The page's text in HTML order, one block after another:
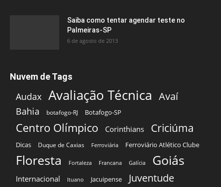
Saiba como tentar agendar teste no
Palmeiras-SP
6 de agosto de 2013
Nuvem de Tags
Audax Avaliação Técnica Avaí
Bahia botafogo-RJ Botafogo-SP
Centro Olímpico Corinthians Criciúma
Dicas Duque de Caxias Ferroviária Ferroviário Atlético Clube
Floresta Fortaleza Francana Galícia Goiás
Internacional Ituano Jacuipense Juventude